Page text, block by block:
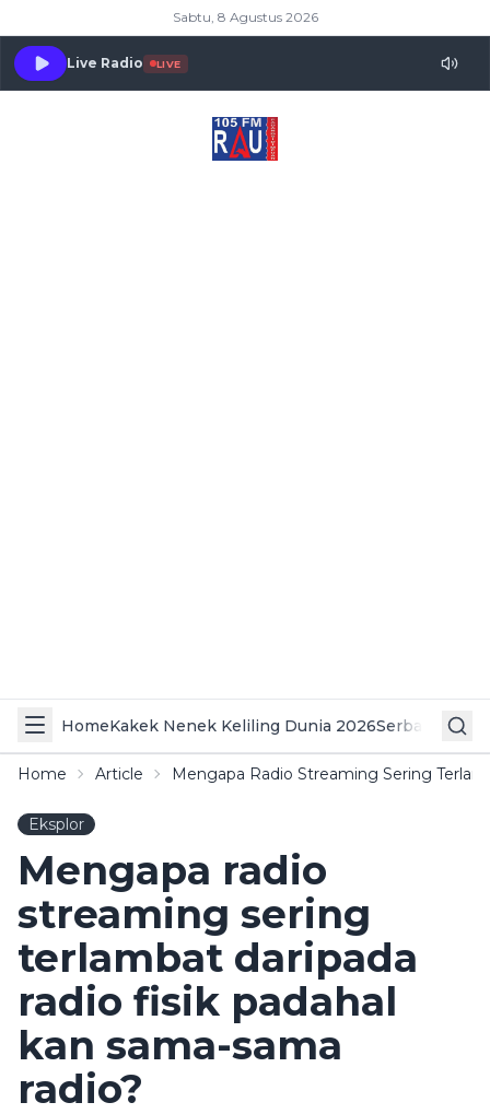
Sabtu, 8 Agustus 2026
Live Radio LIVE
HomeKakek Nenek Keliling Dunia 2026Serba Serbi
Home Article Mengapa Radio Streaming Sering
Eksplor
Mengapa radio
streaming sering
terlambat daripada
radio fisik padahal
kan sama-sama
radio?